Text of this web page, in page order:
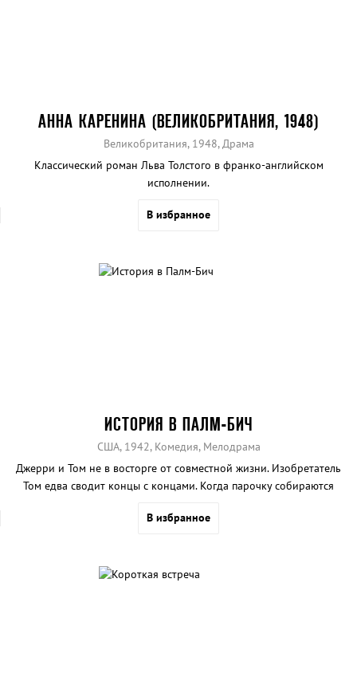
АННА КАРЕНИНА (ВЕЛИКОБРИТАНИЯ, 1948)
Великобритания, 1948, Драма
Классический роман Льва Толстого в франко-английском
исполнении.
В избранное
ИСТОРИЯ В ПАЛМ-БИЧ
США, 1942, Комедия, Мелодрама
Джерри и Том не в восторге от совместной жизни. Изобретатель
Том едва сводит концы с концами. Когда парочку собираются
$700 000 на начало новой жизни. Получив деньги, Джерри
В избранное